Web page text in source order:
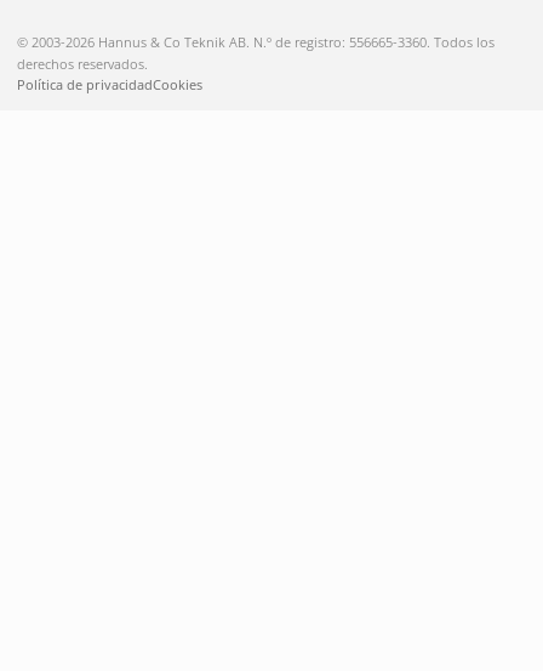
© 2003-2026 Hannus & Co Teknik AB. N.º de registro: 556665-3360. Todos los
derechos reservados.
Política de privacidadCookies